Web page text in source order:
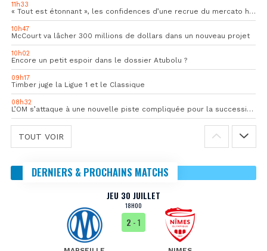
11h33
« Tout est étonnant », les confidences d’une recrue du mercato hivernal de l’OM
10h47
McCourt va lâcher 300 millions de dollars dans un nouveau projet
10h02
Encore un petit espoir dans le dossier Atubolu ?
09h17
Timber juge la Ligue 1 et le Classique
08h32
L’OM s’attaque à une nouvelle piste compliquée pour la succession de Rulli
TOUT VOIR
DERNIERS & PROCHAINS MATCHS
JEU 30 JUILLET
18H00
2 - 1